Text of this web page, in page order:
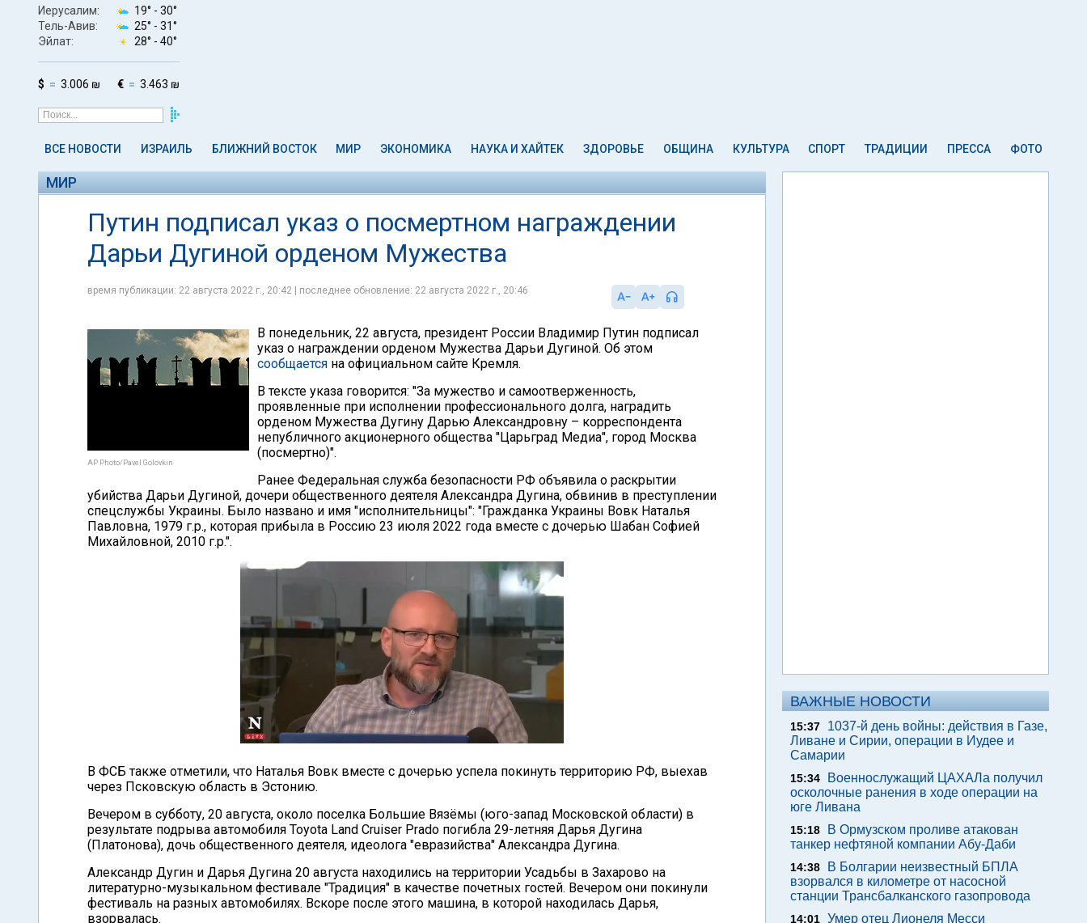
Иерусалим: 19° - 30°
Тель-Авив:
25° - 31°
Эйлат:
28° - 40°
$ 3.006 ₪ € 3.463 ₪
ВСЕ НОВОСТИ ИЗРАИЛЬ БЛИЖНИЙ ВОСТОК МИР ЭКОНОМИКА НАУКА И ХАЙТЕК ЗДОРОВЬЕ ОБЩИНА КУЛЬТУРА СПОРТ ТРАДИЦИИ ПРЕССА ФОТО
МИР
Путин подписал указ о посмертном награждении
Дарьи Дугиной орденом Мужества
время публикации: 22 августа 2022 г., 20:42 | последнее обновление: 22 августа 2022 г., 20:46
AP Photo/Pavel Golovkin
В понедельник, 22 августа, президент России Владимир Путин подписал
указ о награждении орденом Мужества Дарьи Дугиной. Об этом
сообщается на официальном сайте Кремля.
В тексте указа говорится: "За мужество и самоотверженность,
проявленные при исполнении профессионального долга, наградить
орденом Мужества Дугину Дарью Александровну – корреспондента
непубличного акционерного общества "Царьград Медиа", город Москва
(посмертно)".
Ранее Федеральная служба безопасности РФ объявила о раскрытии
убийства Дарьи Дугиной, дочери общественного деятеля Александра Дугина, обвинив в преступлении
спецслужбы Украины. Было названо и имя "исполнительницы": "Гражданка Украины Вовк Наталья
Павловна, 1979 г.р., которая прибыла в Россию 23 июля 2022 года вместе с дочерью Шабан Софией
Михайловной, 2010 г.р.".
В ФСБ также отметили, что Наталья Вовк вместе с дочерью успела покинуть территорию РФ, выехав
через Псковскую область в Эстонию.
Вечером в субботу, 20 августа, около поселка Большие Вязёмы (юго-запад Московской области) в
результате подрыва автомобиля Toyota Land Cruiser Prado погибла 29-летняя Дарья Дугина
(Платонова), дочь общественного деятеля, идеолога "евразийства" Александра Дугина.
Александр Дугин и Дарья Дугина 20 августа находились на территории Усадьбы в Захарово на
литературно-музыкальном фестивале "Традиция" в качестве почетных гостей. Вечером они покинули
фестиваль на разных автомобилях. Вскоре после этого машина, в которой находилась Дарья,
взорвалась.
ВАЖНЫЕ НОВОСТИ
15:37
1037-й день войны: действия в Газе,
Ливане и Сирии, операции в Иудее и
Самарии
15:34
Военнослужащий ЦАХАЛа получил
осколочные ранения в ходе операции на
юге Ливана
15:18
В Ормузском проливе атакован
танкер нефтяной компании Абу-Даби
14:38
В Болгарии неизвестный БПЛА
взорвался в километре от насосной
станции Трансбалканского газопровода
14:01 Умер отец Лионеля Месси